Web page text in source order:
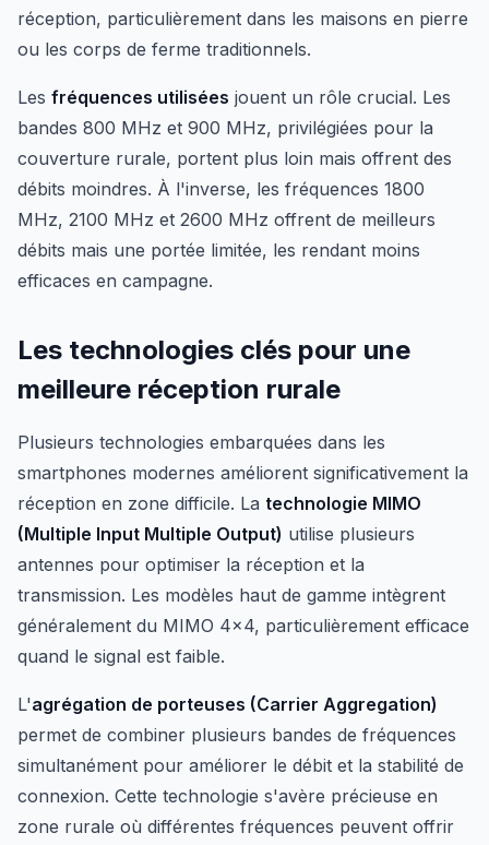
réception, particulièrement dans les maisons en pierre
ou les corps de ferme traditionnels.
Les fréquences utilisées jouent un rôle crucial. Les
bandes 800 MHz et 900 MHz, privilégiées pour la
couverture rurale, portent plus loin mais offrent des
débits moindres. À l'inverse, les fréquences 1800
MHz, 2100 MHz et 2600 MHz offrent de meilleurs
débits mais une portée limitée, les rendant moins
efficaces en campagne.
Les technologies clés pour une
meilleure réception rurale
Plusieurs technologies embarquées dans les
smartphones modernes améliorent significativement la
réception en zone difficile. La technologie MIMO
(Multiple Input Multiple Output) utilise plusieurs
antennes pour optimiser la réception et la
transmission. Les modèles haut de gamme intègrent
généralement du MIMO 4x4, particulièrement efficace
quand le signal est faible.
L'agrégation de porteuses (Carrier Aggregation)
permet de combiner plusieurs bandes de fréquences
simultanément pour améliorer le débit et la stabilité de
connexion. Cette technologie s'avère précieuse en
zone rurale où différentes fréquences peuvent offrir